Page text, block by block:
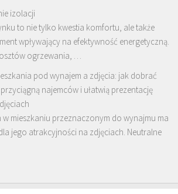
izolacji
to nie tylko kwestia komfortu, ale także
wpływający na efektywność energetyczną.
ogrzewania, …
pod wynajem a zdjęcia: jak dobrać
najemców i ułatwią prezentację
mieszkaniu przeznaczonym do wynajmu ma
jego atrakcyjności na zdjęciach. Neutralne